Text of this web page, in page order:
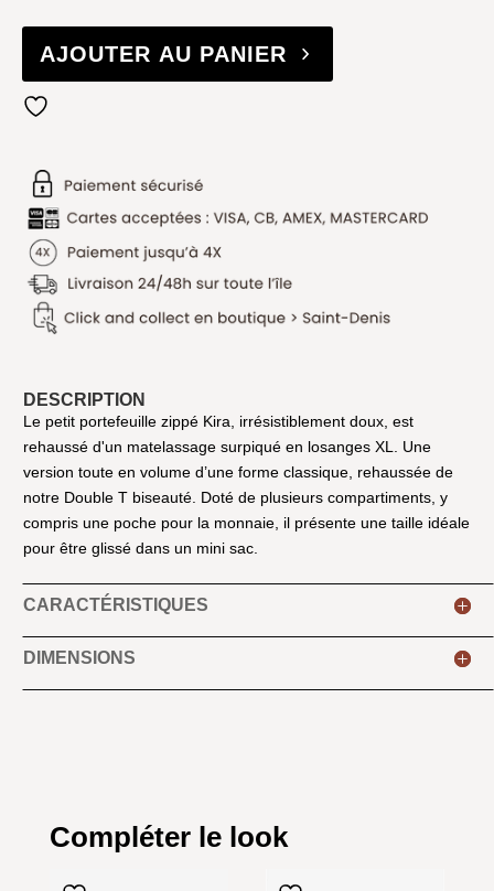
AJOUTER AU PANIER
DESCRIPTION
Le petit portefeuille zippé Kira, irrésistiblement doux, est
rehaussé d'un matelassage surpiqué en losanges XL. Une
version toute en volume d’une forme classique, rehaussée de
notre Double T biseauté. Doté de plusieurs compartiments, y
compris une poche pour la monnaie, il présente une taille idéale
pour être glissé dans un mini sac.
CARACTÉRISTIQUES
DIMENSIONS
Compléter le look